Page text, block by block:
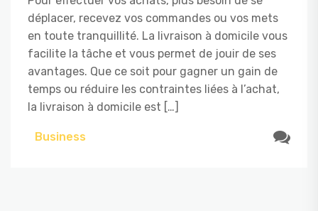
déplacer, recevez vos commandes ou vos mets
en toute tranquillité. La livraison à domicile vous
facilite la tâche et vous permet de jouir de ses
avantages. Que ce soit pour gagner un gain de
temps ou réduire les contraintes liées à l’achat,
la livraison à domicile est […]
Business